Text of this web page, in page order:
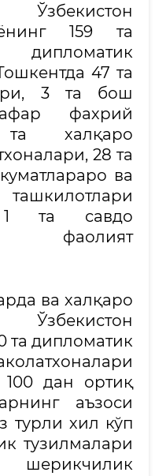
159 та
47 та
3 та бош
фахрий
халқаро
28 та
ва
1 та савдо
фаолият
ва халқаро
та дипломатик
100 дан ортиқ
аъзоси
турли хил кўп
тузилмалари